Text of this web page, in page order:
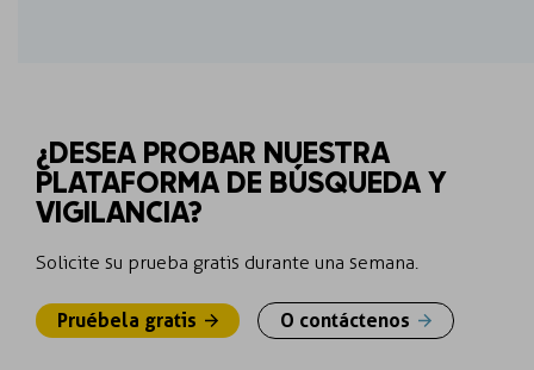
¿DESEA PROBAR NUESTRA
PLATAFORMA DE BÚSQUEDA Y
VIGILANCIA?
Solicite su prueba gratis durante una semana.
Pruébela gratis O contáctenos